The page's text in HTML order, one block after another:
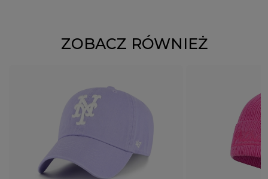
ZOBACZ RÓWNIEŻ